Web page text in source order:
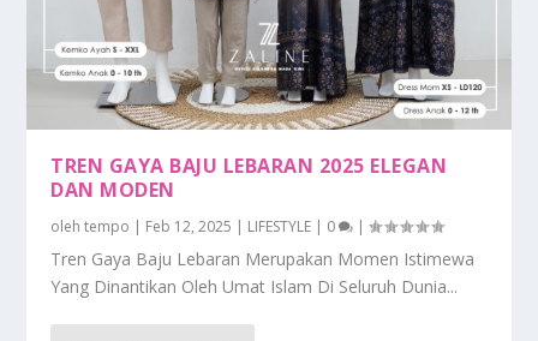
TREN GAYA BAJU LEBARAN 2025 ELEGAN
DAN MODEN
olehtempo | Feb 12, 2025 | LIFESTYLE | 0 |
Tren Gaya Baju Lebaran Merupakan Momen Istimewa
Yang Dinantikan Oleh Umat Islam Di Seluruh Dunia...